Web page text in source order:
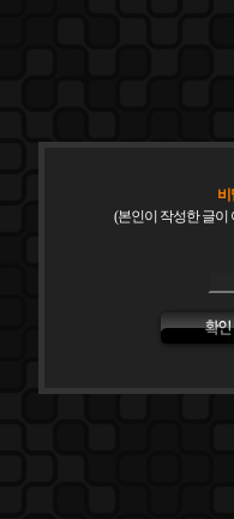
비
(본인이 작성한 글이